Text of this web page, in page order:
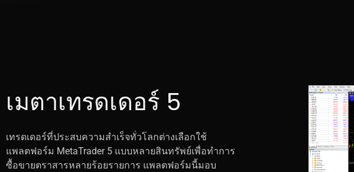
เมตาเทรดเดอร์ 5
เทรดเดอร์ที่ประสบความสำเร็จทั่วโลกต่างเลือกใช้
แพลตฟอร์ม MetaTrader 5 แบบหลายสินทรัพย์เพื่อทำการ
ซื้อขายตราสารหลายร้อยรายการ แพลตฟอร์มนี้มอบ